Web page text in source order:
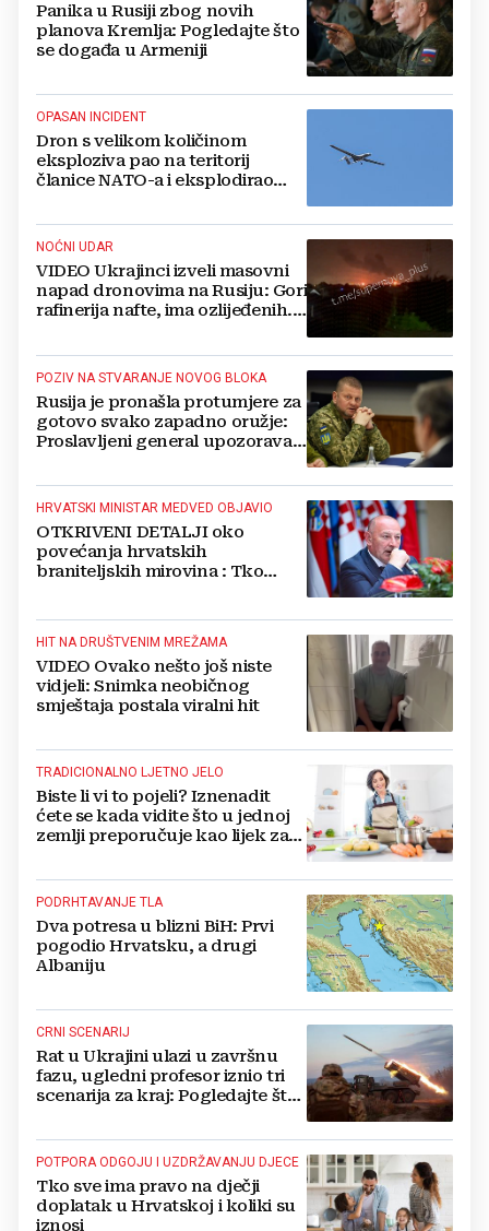
Panika u Rusiji zbog novih
planova Kremlja: Pogledajte što
se događa u Armeniji
OPASAN INCIDENT
Dron s velikom količinom
eksploziva pao na teritorij
članice NATO-a i eksplodirao
NOĆNI UDAR
VIDEO Ukrajinci izveli masovni
napad dronovima na Rusiju: Gori
rafinerija nafte, ima ozlijeđenih.
POZIV NA STVARANJE NOVOG BLOKA
Rusija je pronašla protumjere za
gotovo svako zapadno oružje:
Proslavljeni general upozorava
HRVATSKI MINISTAR MEDVED OBJAVIO
OTKRIVENI DETALJI oko
povećanja hrvatskih
braniteljskih mirovina : Tko
HIT NA DRUŠTVENIM MREŽAMA
VIDEO Ovako nešto još niste
vidjeli: Snimka neobičnog
smještaja postala viralni hit
TRADICIONALNO LJETNO JELO
Biste li vi to pojeli? Iznenadit
ćete se kada vidite što u jednoj
zemlji preporučuje kao lijek za
PODRHTAVANJE TLA
Dva potresa u blizni BiH: Prvi
pogodio Hrvatsku, a drugi
Albaniju
CRNI SCENARIJ
Rat u Ukrajini ulazi u završnu
fazu, ugledni profesor iznio tri
scenarija za kraj: Pogledajte što
POTPORA ODGOJU I UZDRŽAVANJU DJECE
Tko sve ima pravo na dječji
doplatak u Hrvatskoj i koliki su
iznosi